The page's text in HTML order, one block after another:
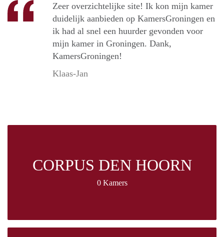
Zeer overzichtelijke site! Ik kon mijn kamer
duidelijk aanbieden op KamersGroningen en
ik had al snel een huurder gevonden voor
mijn kamer in Groningen. Dank,
KamersGroningen!
Klaas-Jan
CORPUS DEN HOORN
0 Kamers